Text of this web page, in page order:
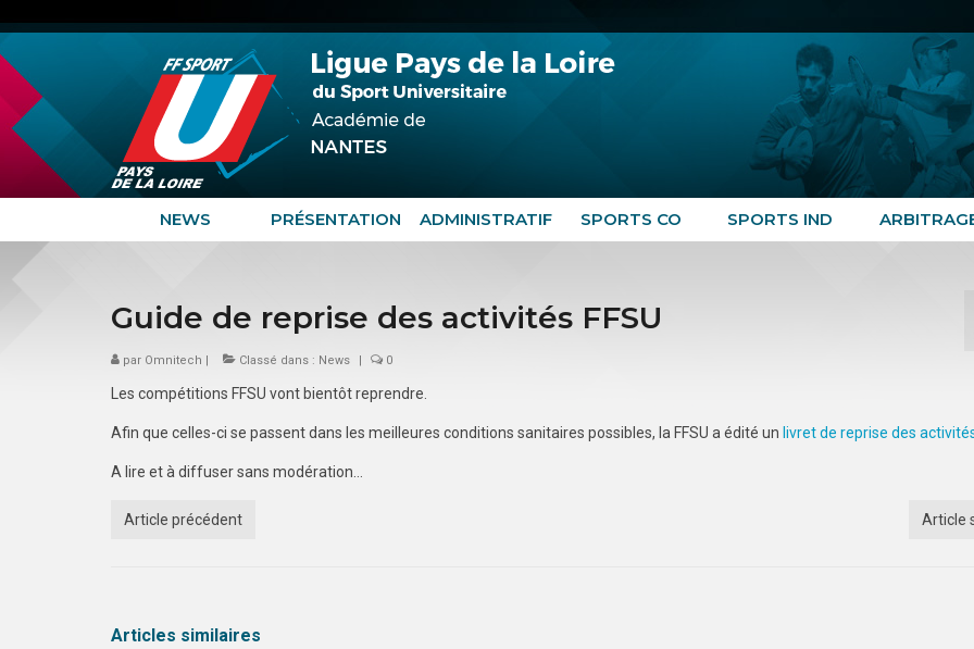
NEWS PRÉSENTATION ADMINISTRATIF SPORTS CO SPORTS IND
Guide de reprise des activités FFSU
par Omnitech | Classé dans : News | 0
Les compétitions FFSU vont bientôt reprendre.
Afin que celles-ci se passent dans les meilleures conditions sanitaires possibles, la FFSU a édité un livret de reprise des
A lire et à diffuser sans modération…
Article précédent Article
Articles similaires